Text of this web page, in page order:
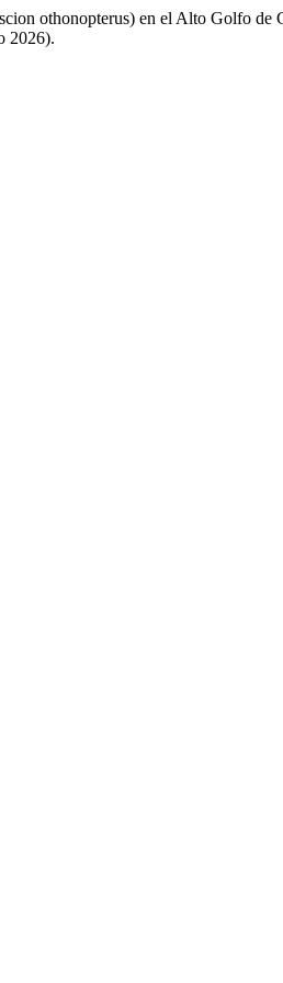
othonopterus) en el Alto Golfo de
2026).